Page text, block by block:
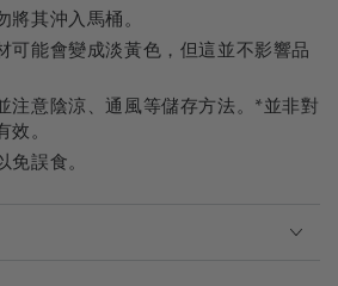
其沖入馬桶。
可能會變成淡黃色，但這並不影響品
注意陰涼、通風等儲存方法。*並非對
。
誤食。